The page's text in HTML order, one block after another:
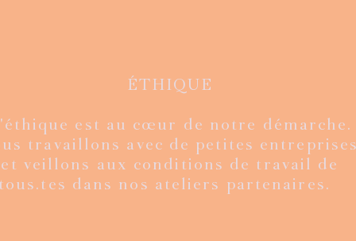
kantha
Aperçu rapide
Veste Rani - vintage kantha
fourure et bagru
Prix
180,00 €
Veste
limitée Aperçu rapide
Mexico velvet - édition limitée
Prix
160,00 €
ÉTHIQUE
est au cœur de notre démarche.
travaillons avec de petites
et veillons aux conditions de travail de
tous.tes dans nos ateliers partenaires.